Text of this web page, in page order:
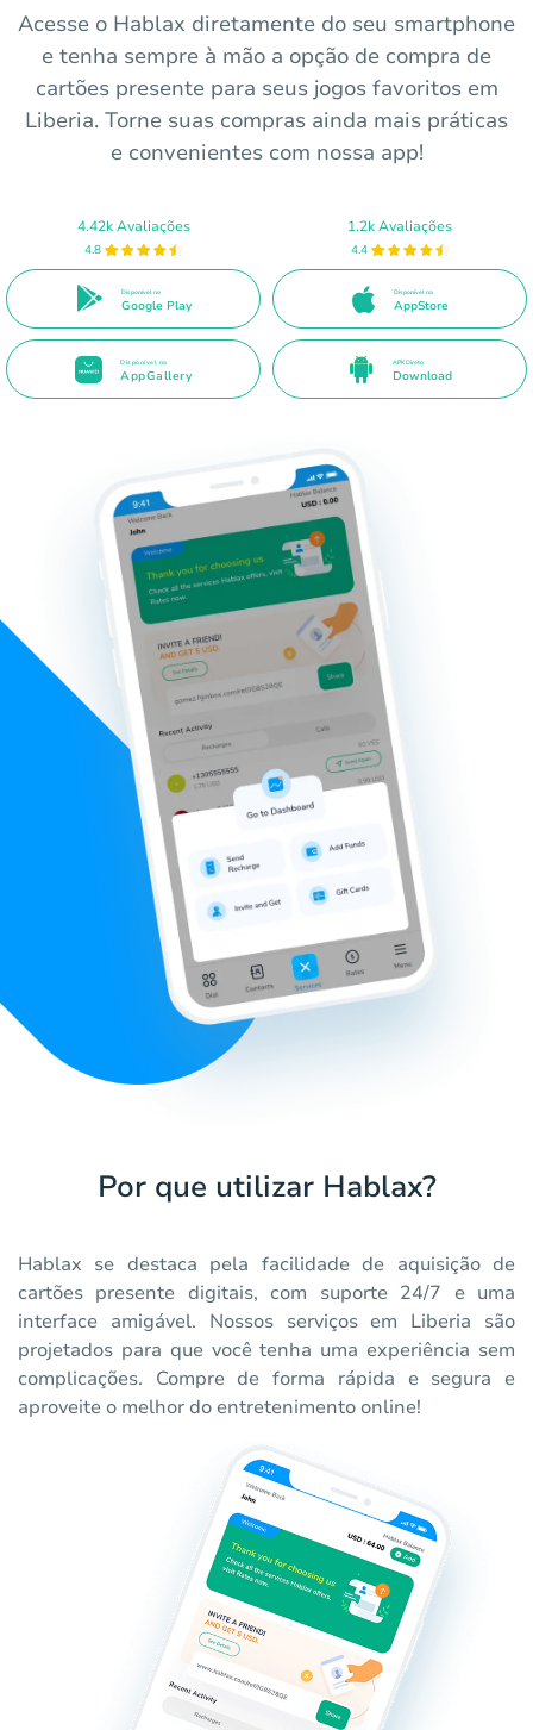
Acesse o Hablax diretamente do seu smartphone
e tenha sempre à mão a opção de compra de
cartões presente para seus jogos favoritos em
Liberia. Torne suas compras ainda mais práticas
e convenientes com nossa app!
4.42k Avaliações
4.8
Disponível no
Google Play
1.2k Avaliações
4.4
Disponível na
AppStore
Disponível na
AppGallery
APK Direto
Download
Por que utilizar Hablax?
Hablax se destaca pela facilidade de aquisição de
cartões presente digitais, com suporte 24/7 e uma
interface amigável. Nossos serviços em Liberia são
projetados para que você tenha uma experiência sem
complicações. Compre de forma rápida e segura e
aproveite o melhor do entretenimento online!